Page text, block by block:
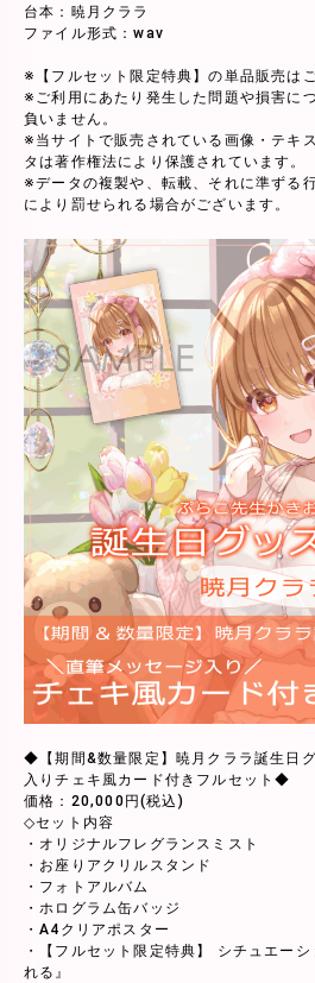
台本：暁月クララ
ファイル形式：wav
※【フルセット限定特典】の単品販売は
※ご利用にあたり発生した問題や損害に
負いません。
※当サイトで販売されている画像・テキ
タは著作権法により保護されています。
※データの複製や、転載、それに準ずる
により罰せられる場合がございます。
◆【期間&数量限定】暁月クララ誕生日
入りチェキ風カード付きフルセット◆
価格：20,000円(税込)
◇セット内容
・オリジナルフレグランスミスト
・お座りアクリルスタンド
・フォトアルバム
・ホログラム缶バッジ
・A4クリアポスター
・【フルセット限定特典】 シチュエー
れる』